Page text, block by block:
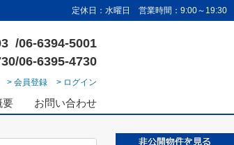
定休日：水曜日 営業時間：9:00～19:30
/06-6394-5001
06-6395-4730
> 会員登録 > ログイン
要 お問い合わせ